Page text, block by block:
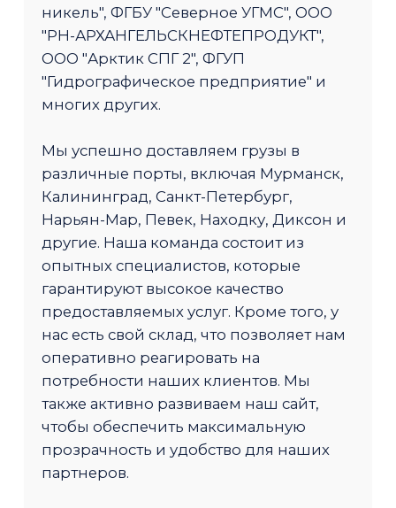
никель", ФГБУ "Северное УГМС", ООО
"РН-АРХАНГЕЛЬСКНЕФТЕПРОДУКТ",
ООО "Арктик СПГ 2", ФГУП
"Гидрографическое предприятие" и
многих других.
Мы успешно доставляем грузы в
различные порты, включая Мурманск,
Калининград, Санкт-Петербург,
Нарьян-Мар, Певек, Находку, Диксон и
другие. Наша команда состоит из
опытных специалистов, которые
гарантируют высокое качество
предоставляемых услуг. Кроме того, у
нас есть свой склад, что позволяет нам
оперативно реагировать на
потребности наших клиентов. Мы
также активно развиваем наш сайт,
чтобы обеспечить максимальную
прозрачность и удобство для наших
партнеров.